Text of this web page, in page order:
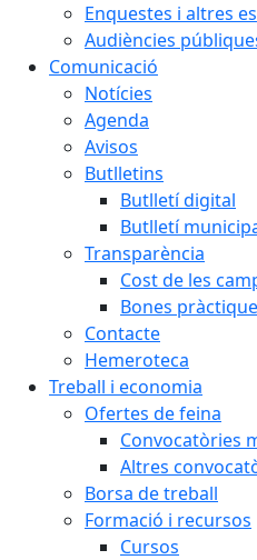
Enquestes i altres
Audiències
Comunicació
Notícies
Agenda
Avisos
Butlletins
Butlletí digital
Butlletí
Transparència
Cost de les
Bones
Contacte
Hemeroteca
Treball i economia
Ofertes de feina
Convocatòries
Altres
Borsa de treball
Formació i recursos
Cursos